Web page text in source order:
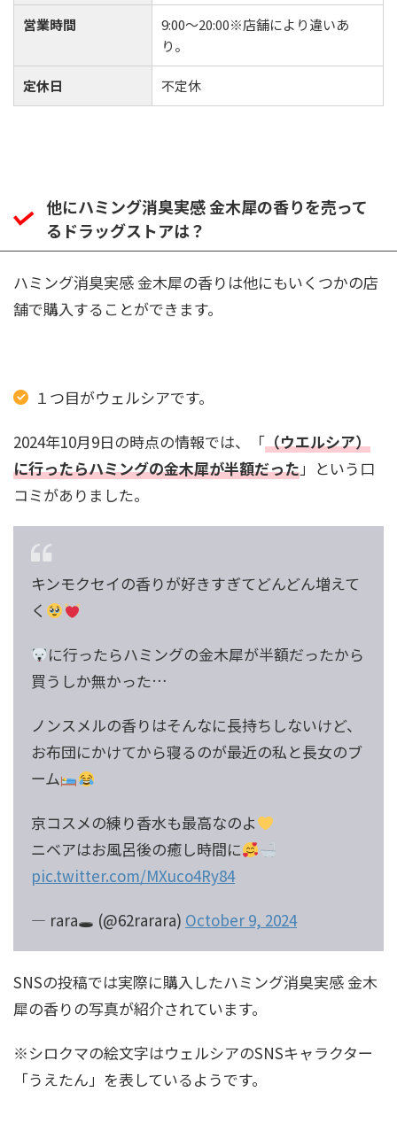
営業時間
9:00～20:00※店舗により違いあ
り。
定休日 不定休
他にハミング消臭実感 金木犀の香りを売って
るドラッグストアは？
ハミング消臭実感 金木犀の香りは他にもいくつかの店
舗で購入することができます。
１つ目がウェルシアです。
2024年10月9日の時点の情報では、「（ウエルシア）
に行ったらハミングの金木犀が半額だった」という口
コミがありました。
キンモクセイの香りが好きすぎてどんどん増えて
く
に行ったらハミングの金木犀が半額だったから
買うしか無かった…
ノンスメルの香りはそんなに長持ちしないけど、
お布団にかけてから寝るのが最近の私と長女のブ
ーム
京コスメの練り香水も最高なのよ
ニベアはお風呂後の癒し時間に
pic.twitter.com/MXuco4Ry84
— rara🕳 (@62rarara) October 9, 2024
SNSの投稿では実際に購入したハミング消臭実感 金木
犀の香りの写真が紹介されています。
※シロクマの絵文字はウェルシアのSNSキャラクター
「うえたん」を表しているようです。